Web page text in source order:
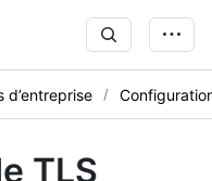
d’entreprise
TLS